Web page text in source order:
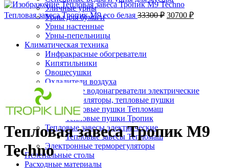
Уличные урны
Урны для бумаги
Урны настенные
Урны-пепельницы
Климатическая техника
Инфракрасные обогреватели
Кипятильники
Овощесушки
Охладители воздуха
Проточные водонагреватели электрические
Тепловентиляторы, тепловые пушки
Тепловые пушки Тепломаш
Тепловые пушки Тропик
Тепловые завесы электрические
Тепловые завесы Тепломаш
Электронные терморегуляторы
Пеленальные столы
Расходные материалы
Тепловая завеса Тропик М9 eco белая 33300₽ 30700 ₽
-10%;процент скидки
Нажмите, чтобы увеличить
Тепловая завеса Тропик М9
Techno